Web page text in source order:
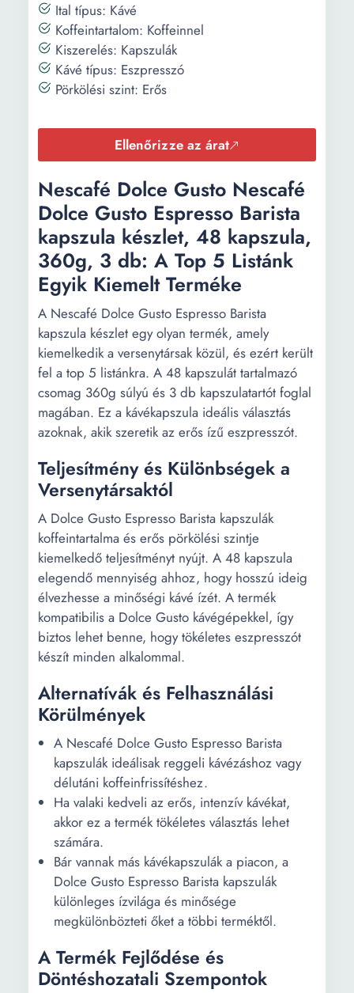
Ital típus: Kávé
Koffeintartalom: Koffeinnel
Kiszerelés: Kapszulák
Kávé típus: Eszpresszó
Pörkölési szint: Erős
Ellenőrizze az árat
Nescafé Dolce Gusto Nescafé
Dolce Gusto Espresso Barista
kapszula készlet, 48 kapszula,
360g, 3 db: A Top 5 Listánk
Egyik Kiemelt Terméke
A Nescafé Dolce Gusto Espresso Barista
kapszula készlet egy olyan termék, amely
kiemelkedik a versenytársak közül, és ezért került
fel a top 5 listánkra. A 48 kapszulát tartalmazó
csomag 360g súlyú és 3 db kapszulatartót foglal
magában. Ez a kávékapszula ideális választás
azoknak, akik szeretik az erős ízű eszpresszót.
Teljesítmény és Különbségek a
Versenytársaktól
A Dolce Gusto Espresso Barista kapszulák
koffeintartalma és erős pörkölési szintje
kiemelkedő teljesítményt nyújt. A 48 kapszula
elegendő mennyiség ahhoz, hogy hosszú ideig
élvezhesse a minőségi kávé ízét. A termék
kompatibilis a Dolce Gusto kávégépekkel, így
biztos lehet benne, hogy tökéletes eszpresszót
készít minden alkalommal.
Alternatívák és Felhasználási
Körülmények
A Nescafé Dolce Gusto Espresso Barista
kapszulák ideálisak reggeli kávézáshoz vagy
délutáni koffeinfrissítéshez.
Ha valaki kedveli az erős, intenzív kávékat,
akkor ez a termék tökéletes választás lehet
számára.
Bár vannak más kávékapszulák a piacon, a
Dolce Gusto Espresso Barista kapszulák
különleges ízvilága és minősége
megkülönbözteti őket a többi terméktől.
A Termék Fejlődése és
Döntéshozatali Szempontok